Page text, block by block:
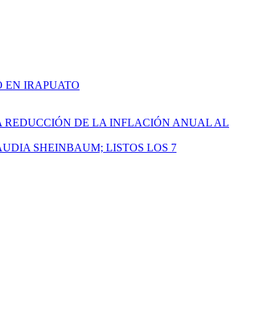
EN IRAPUATO
REDUCCIÓN DE LA INFLACIÓN ANUAL AL
SHEINBAUM; LISTOS LOS 7